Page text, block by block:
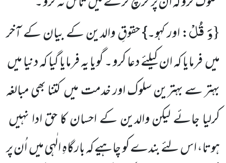
{وَ قُلْ: اور کہو۔} حقوقِ والدین کے بیان کے آخر
میں فرمایا کہ ان کیلئے دعا کرو ۔ گویا یہ فرمایا گیا کہ دنیا میں
بہتر سے بہترین سلوک اور خدمت میں کتنا بھی مبالغہ
کرلیا جائے لیکن والدین کے احسان کا حق ادا نہیں
ہوتا، اس لئے بندے کو چاہیے کہ بارگاہِ الٰہی میں اُن پر